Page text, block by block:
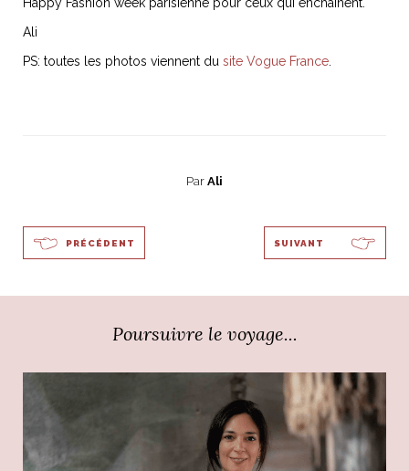
Ali
PS: toutes les photos viennent du site Vogue France
Par Ali
PRÉCÉDENT SUIVANT
Poursuivre le voyage...